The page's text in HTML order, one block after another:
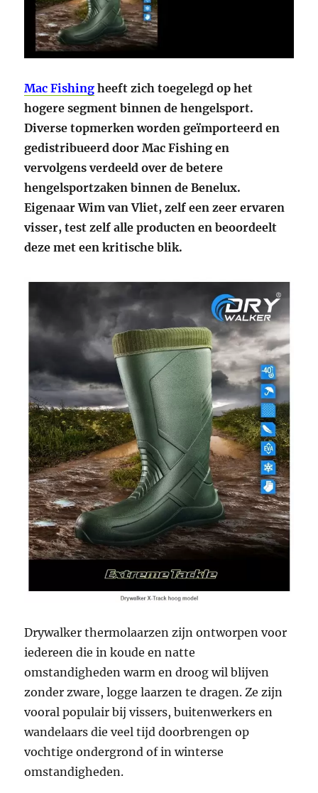
Mac Fishing heeft zich toegelegd op het
hogere segment binnen de hengelsport.
Diverse topmerken worden geïmporteerd en
gedistribueerd door Mac Fishing en
vervolgens verdeeld over de betere
hengelsportzaken binnen de Benelux.
Eigenaar Wim van Vliet, zelf een zeer ervaren
visser, test zelf alle producten en beoordeelt
deze met een kritische blik.
Drywalker thermolaarzen zijn ontworpen voor
iedereen die in koude en natte
omstandigheden warm en droog wil blijven
zonder zware, logge laarzen te dragen. Ze zijn
vooral populair bij vissers, buitenwerkers en
wandelaars die veel tijd doorbrengen op
vochtige ondergrond of in winterse
omstandigheden.